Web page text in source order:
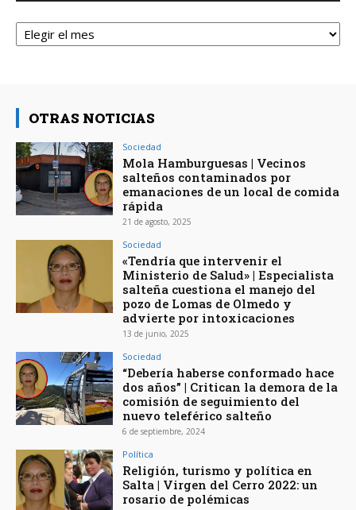
Archivos
OTRAS NOTICIAS
Sociedad
Mola Hamburguesas | Vecinos
salteños contaminados por
emanaciones de un local de comida
rápida
21 de agosto, 2025
Sociedad
«Tendría que intervenir el
Ministerio de Salud» | Especialista
salteña cuestiona el manejo del
pozo de Lomas de Olmedo y
advierte por intoxicaciones
13 de junio, 2025
Sociedad
“Debería haberse conformado hace
dos años” | Critican la demora de la
comisión de seguimiento del
nuevo teleférico salteño
6 de septiembre, 2024
Política
Religión, turismo y política en
Salta | Virgen del Cerro 2022: un
rosario de polémicas